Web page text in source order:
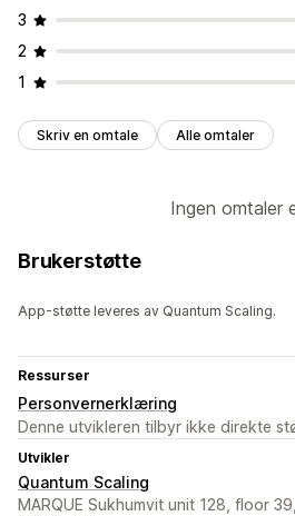
3
2
1
Skriv en omtale Alle omtaler
Ingen omtaler
Brukerstøtte
App-støtte leveres av Quantum Scaling.
Ressurser
Personvernerklæring
Denne utvikleren tilbyr ikke direkte
Utvikler
Quantum Scaling
MARQUE Sukhumvit unit 128, floor